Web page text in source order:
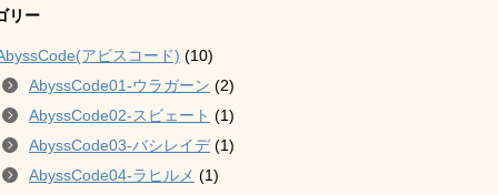
リー
アビスコード) (10)
AbyssCode01-ウラガーン (2)
AbyssCode02-スビェート (1)
AbyssCode03-バシレイデ(1)
AbyssCode04-ラヒルメ (1)